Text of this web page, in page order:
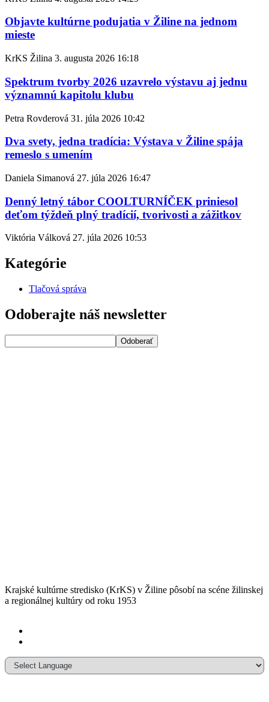
Objavte kultúrne podujatia v Žiline na jednom
mieste
KrKS Žilina 3. augusta 2026 16:18
Spektrum tvorby 2026 uzavrelo výstavu aj jednu
významnú kapitolu klubu
Petra Rovderová 31. júla 2026 10:42
Dva svety, jedna tradícia: Výstava v Žiline spája
remeslo s umením
Daniela Simanová 27. júla 2026 16:47
Denný letný tábor COOLTURNÍČEK priniesol
deťom týždeň plný tradícií, tvorivosti a zážitkov
Viktória Válková 27. júla 2026 10:53
Kategórie
Tlačová správa
Odoberajte náš newsletter
Krajské kultúrne stredisko (KrKS) v Žiline pôsobí na scéne žilinskej
a regionálnej kultúry od roku 1953